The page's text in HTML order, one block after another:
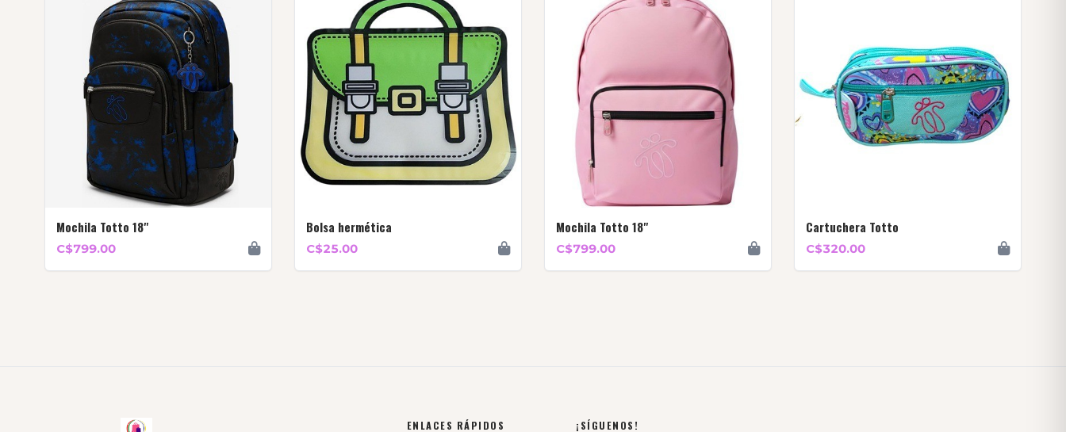
Mochila Totto 18"
C$799.00
Bolsa hermética
C$25.00
Mochila Totto 18"
C$799.00
Cartuchera Totto
C$320.00
ENLACES RÁPIDOS ¡SÍGUENOS!